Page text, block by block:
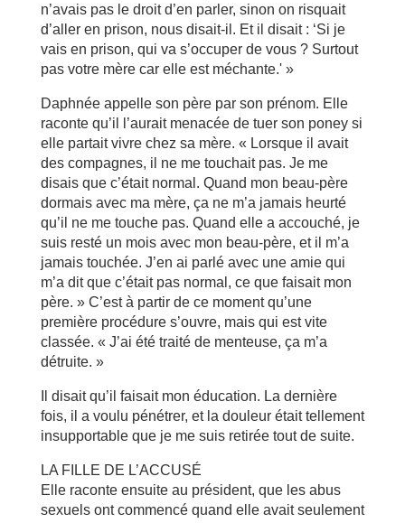
n’avais pas le droit d’en parler, sinon on risquait
d’aller en prison, nous disait-il. Et il disait : ‘Si je
vais en prison, qui va s’occuper de vous ? Surtout
pas votre mère car elle est méchante.' »
Daphnée appelle son père par son prénom. Elle
raconte qu’il l’aurait menacée de tuer son poney si
elle partait vivre chez sa mère. « Lorsque il avait
des compagnes, il ne me touchait pas. Je me
disais que c’était normal. Quand mon beau-père
dormais avec ma mère, ça ne m’a jamais heurté
qu’il ne me touche pas. Quand elle a accouché, je
suis resté un mois avec mon beau-père, et il m’a
jamais touchée. J’en ai parlé avec une amie qui
m’a dit que c’était pas normal, ce que faisait mon
père. » C’est à partir de ce moment qu’une
première procédure s’ouvre, mais qui est vite
classée. « J’ai été traité de menteuse, ça m’a
détruite. »
Il disait qu’il faisait mon éducation. La dernière
fois, il a voulu pénétrer, et la douleur était tellement
insupportable que je me suis retirée tout de suite.
LA FILLE DE L’ACCUSÉ
Elle raconte ensuite au président, que les abus
sexuels ont commencé quand elle avait seulement